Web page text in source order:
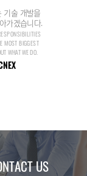
기술 개발을
가겠습니다.
MOST BIGGEST
WHAT WE DO.
US